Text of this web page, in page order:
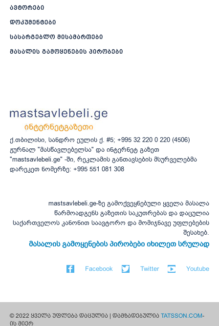
ავტორები
დოკუმენტები
სასარგებლო მისამართები
მასალის გამოყენების პირობები
ქ.თბილისი, სანდრო ეულის ქ. #5; +995 32 220 0 220 (4506)
ჟურნალ "მასწავლებელსა" და ინტერნეტ გაზეთ
"mastsavlebeli.ge" -ში, რეკლამის განთავსების მსურველებმა
დარეკეთ ნომერზე: +995 551 081 308
mastsavlebeli.ge-ზე გამოქვეყნებული ყველა მასალა
წარმოადგენს გაზეთის საკუთრებას და დაცულია
საქართველოს კანონით საავტორო და მომიჯნავე უფლებების
შესახებ.
მასალის გამოყენების პირობები იხილეთ სრულად
Facebook Twitter Youtube
© 2022 ყველა უფლება დაცულია | დამზადებულია TATSSON.COM-
ის მიერ